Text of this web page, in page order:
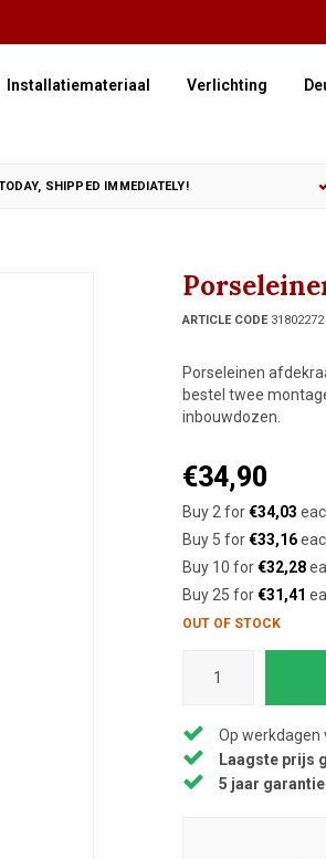
Installatiemateriaal Verlichting
SHIPPED IMMEDIATELY!
ARTICLE CODE31802272
Porseleinen
bestel twee
inbouwdozen.
€34,90
Buy 2 for€34,03
Buy 5 for€33,16
Buy 10 for€32,28
Buy 25 for€31,41
OUT OF STOCK
Op werkdagen
Laagste prijs
5 jaar garantie